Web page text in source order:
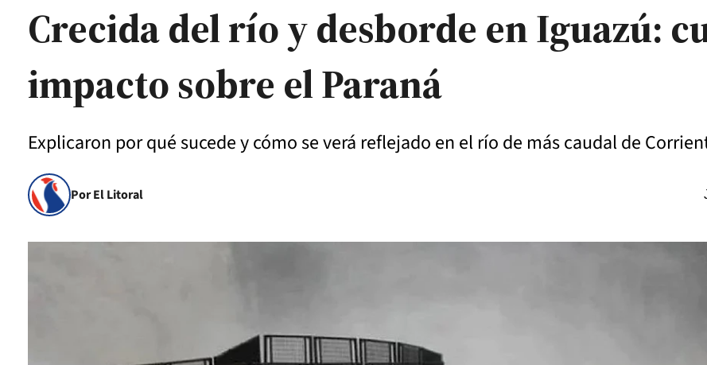
Crecida del río y desborde en Iguazú:
impacto sobre el Paraná
Explicaron por qué sucede y cómo se verá reflejado en el río de más caudal de
Por El Litoral